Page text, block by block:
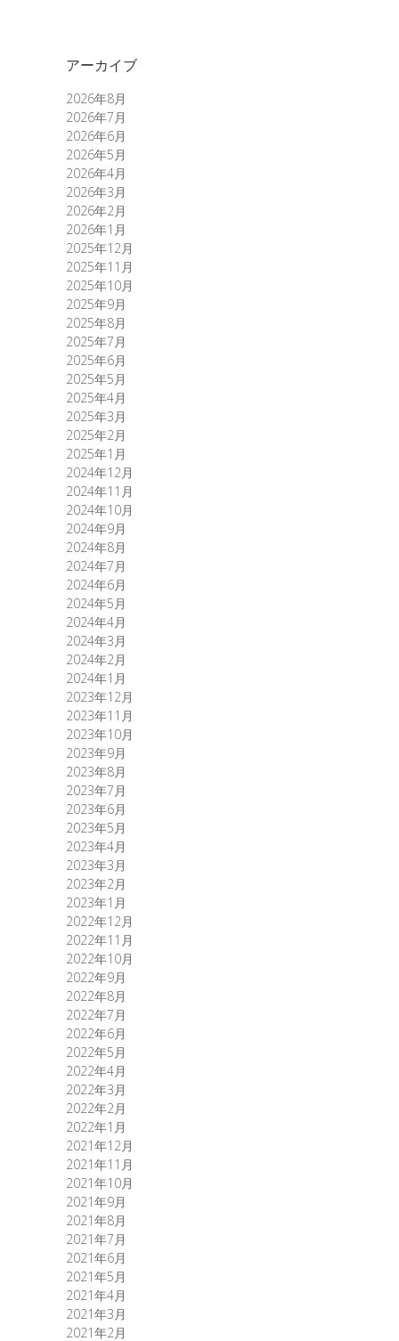
アーカイブ
2026年8月
2026年7月
2026年6月
2026年5月
2026年4月
2026年3月
2026年2月
2026年1月
2025年12月
2025年11月
2025年10月
2025年9月
2025年8月
2025年7月
2025年6月
2025年5月
2025年4月
2025年3月
2025年2月
2025年1月
2024年12月
2024年11月
2024年10月
2024年9月
2024年8月
2024年7月
2024年6月
2024年5月
2024年4月
2024年3月
2024年2月
2024年1月
2023年12月
2023年11月
2023年10月
2023年9月
2023年8月
2023年7月
2023年6月
2023年5月
2023年4月
2023年3月
2023年2月
2023年1月
2022年12月
2022年11月
2022年10月
2022年9月
2022年8月
2022年7月
2022年6月
2022年5月
2022年4月
2022年3月
2022年2月
2022年1月
2021年12月
2021年11月
2021年10月
2021年9月
2021年8月
2021年7月
2021年6月
2021年5月
2021年4月
2021年3月
2021年2月